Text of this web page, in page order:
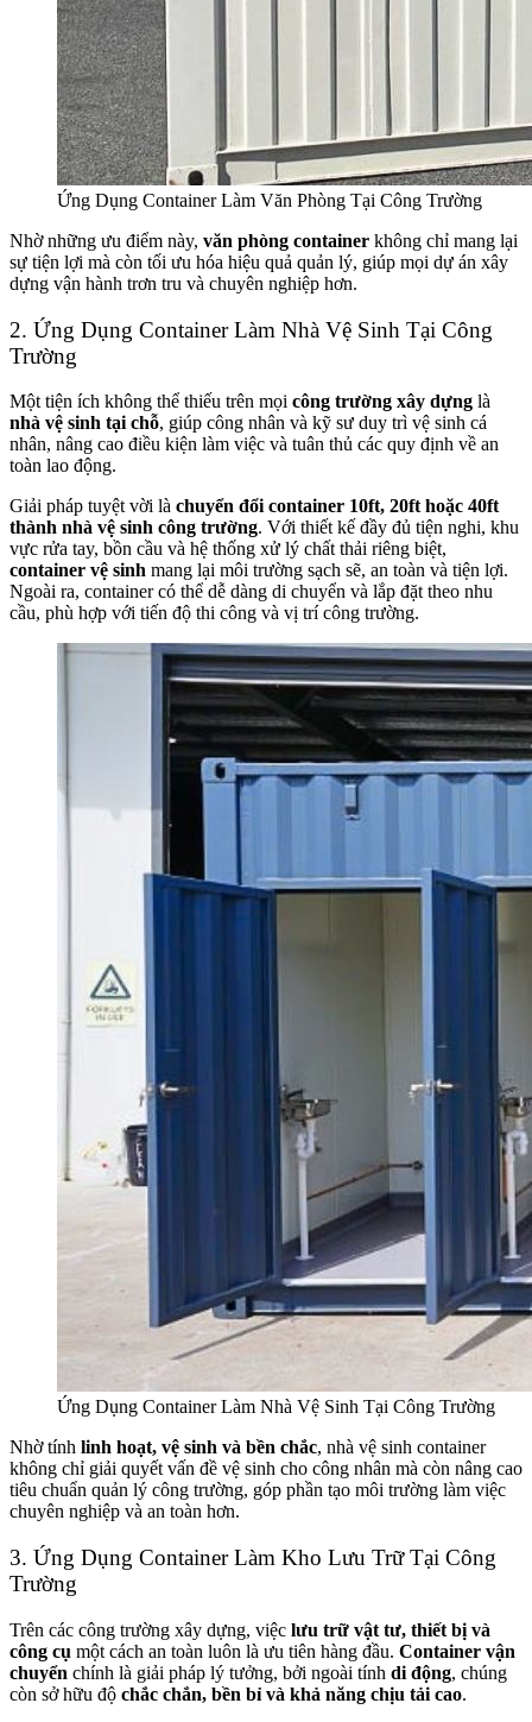
Ứng Dụng Container Làm Văn Phòng Tại Công Trường
Nhờ những ưu điểm này, văn phòng container không chỉ mang lại
sự tiện lợi mà còn tối ưu hóa hiệu quả quản lý, giúp mọi dự án xây
dựng vận hành trơn tru và chuyên nghiệp hơn.
2. Ứng Dụng Container Làm Nhà Vệ Sinh Tại Công
Trường
Một tiện ích không thể thiếu trên mọi công trường xây dựng là
nhà vệ sinh tại chỗ, giúp công nhân và kỹ sư duy trì vệ sinh cá
nhân, nâng cao điều kiện làm việc và tuân thủ các quy định về an
toàn lao động.
Giải pháp tuyệt vời là chuyển đổi container 10ft, 20ft hoặc 40ft
thành nhà vệ sinh công trường. Với thiết kế đầy đủ tiện nghi, khu
vực rửa tay, bồn cầu và hệ thống xử lý chất thải riêng biệt,
container vệ sinh mang lại môi trường sạch sẽ, an toàn và tiện lợi.
Ngoài ra, container có thể dễ dàng di chuyển và lắp đặt theo nhu
cầu, phù hợp với tiến độ thi công và vị trí công trường.
Ứng Dụng Container Làm Nhà Vệ Sinh Tại Công Trường
Nhờ tính linh hoạt, vệ sinh và bền chắc, nhà vệ sinh container
không chỉ giải quyết vấn đề vệ sinh cho công nhân mà còn nâng cao
tiêu chuẩn quản lý công trường, góp phần tạo môi trường làm việc
chuyên nghiệp và an toàn hơn.
3. Ứng Dụng Container Làm Kho Lưu Trữ Tại Công
Trường
Trên các công trường xây dựng, việc lưu trữ vật tư, thiết bị và
công cụ một cách an toàn luôn là ưu tiên hàng đầu. Container vận
chuyển chính là giải pháp lý tưởng, bởi ngoài tính di động, chúng
còn sở hữu độ chắc chắn, bền bỉ và khả năng chịu tải cao.